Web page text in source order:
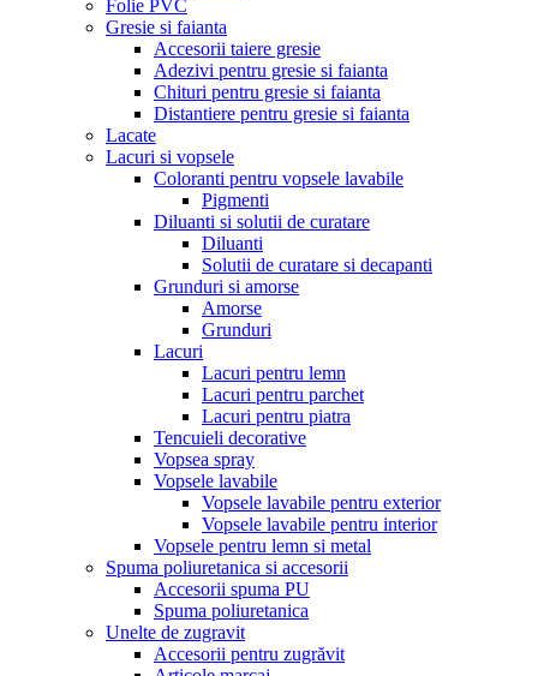
Folie PVC
Gresie si faianta
Accesorii taiere gresie
Adezivi pentru gresie si faianta
Chituri pentru gresie si faianta
Distantiere pentru gresie si faianta
Lacate
Lacuri si vopsele
Coloranti pentru vopsele lavabile
Pigmenti
Diluanti si solutii de curatare
Diluanti
Solutii de curatare si decapanti
Grunduri si amorse
Amorse
Grunduri
Lacuri
Lacuri pentru lemn
Lacuri pentru parchet
Lacuri pentru piatra
Tencuieli decorative
Vopsea spray
Vopsele lavabile
Vopsele lavabile pentru exterior
Vopsele lavabile pentru interior
Vopsele pentru lemn si metal
Spuma poliuretanica si accesorii
Accesorii spuma PU
Spuma poliuretanica
Unelte de zugravit
Accesorii pentru zugrăvit